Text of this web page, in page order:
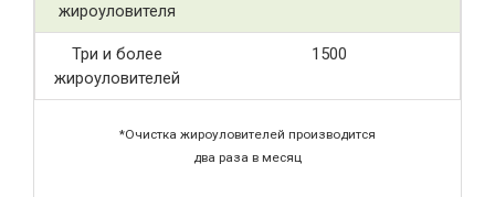
жироуловителя
Три и более
жироуловителей
1500
*Очистка жироуловителей производится
два раза в месяц